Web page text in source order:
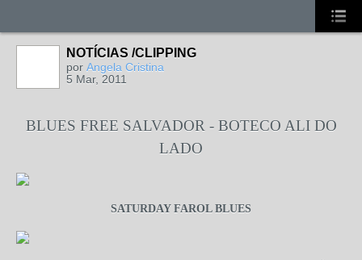
NOTÍCIAS /CLIPPING
por Angela Cristina
5 Mar, 2011
BLUES FREE SALVADOR - BOTECO ALI DO
LADO
SATURDAY FAROL BLUES